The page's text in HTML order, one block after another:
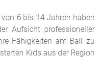
6 bis 14 Jahren haben
Aufsicht professioneller
Fähigkeiten am Ball zu
Kids aus der Region